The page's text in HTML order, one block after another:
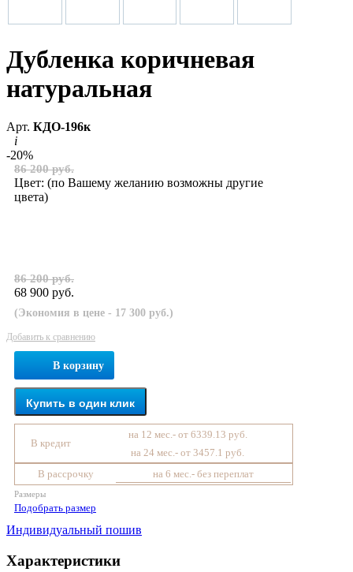
Дубленка коричневая
натуральная
Арт. КДО-196к
i
-20%
86 200 руб.
Цвет: (по Вашему желанию возможны другие
цвета)
86 200 руб.
68 900 руб.
(Экономия в цене - 17 300 руб.)
Добавить к сравнению
В корзину
Купить в один клик
В кредит
на 12 мес.- от 6339.13 руб.
на 24 мес.- от 3457.1 руб.
В рассрочку
на 6 мес.- без переплат
Размеры
Подобрать размер
Индивидуальный пошив
Характеристики